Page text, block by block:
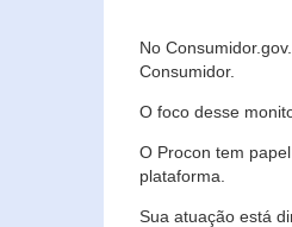
No
Consumidor.
O foco desse
O Procon tem
plataforma.
Sua atuação está